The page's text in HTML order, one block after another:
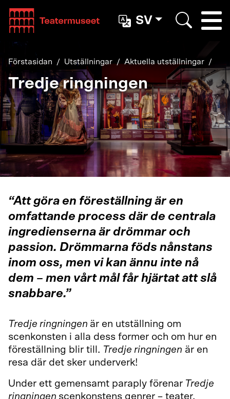
Teatterimuseo
SV
Förstasidan Utställningar Aktuella utställningar
Tredje ringningen
“Att göra en föreställning är en
omfattande process där de centrala
ingredienserna är drömmar och
passion. Drömmarna föds nånstans
inom oss, men vi kan ännu inte nå
dem – men vårt mål får hjärtat att slå
snabbare.”
Tredje ringningen är en utställning om
scenkonsten i alla dess former och om hur en
föreställning blir till. Tredje ringningen är en
resa där det sker underverk!
Under ett gemensamt paraply förenar Tredje
ringningen scenkonstens genrer – teater,